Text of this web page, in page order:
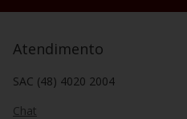
Atendimento
SAC (48) 4020 2004
Chat